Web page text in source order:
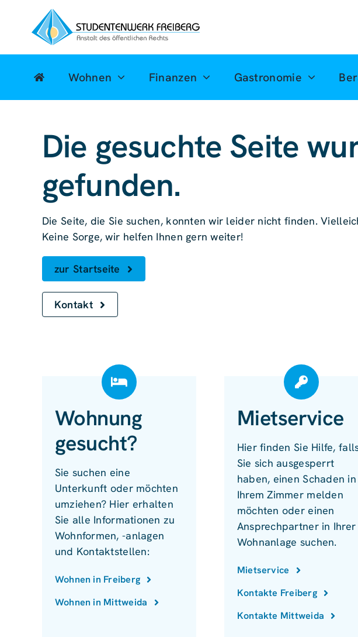
springen
Wohnen Finanzen Gastronomie
Die gesuchte Seite
gefunden.
Die Seite, die Sie suchen, konnten wir leider nicht finden.
Keine Sorge, wir helfen Ihnen gern weiter!
zur Startseite
Kontakt
Wohnung
gesucht?
Sie suchen eine
Unterkunft oder möchten
umziehen? Hier erhalten
Sie alle Informationen zu
Wohnformen, -anlagen
und Kontaktstellen:
Wohnen in Freiberg
Wohnen in Mittweida
Mietservice
Hier finden Sie Hilfe,
Sie sich ausgesperrt
haben, einen Schaden in
Ihrem Zimmer melden
möchten oder einen
Ansprechpartner in Ihrer
Wohnanlage suchen.
Mietservice
Kontakte Freiberg
Kontakte Mittweida